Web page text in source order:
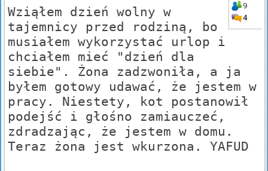
9
4
Wziąłem dzień wolny w
tajemnicy przed rodziną, bo
musiałem wykorzystać urlop i
chciałem mieć "dzień dla
siebie". Żona zadzwoniła, a ja
byłem gotowy udawać, że jestem w
pracy. Niestety, kot postanowił
podejść i głośno zamiauczeć,
zdradzając, że jestem w domu.
Teraz żona jest wkurzona. YAFUD